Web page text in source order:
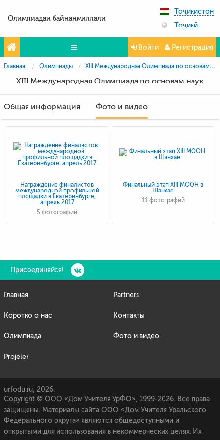
Олимпиадаи байнанмиллали
Тоҷикистон
Тоҷикӣ
Олимпиада
Partners
Контакты
Фото и видео
Войти Регистрация
Главная Олимпиады XIII Международная Олимпиада по основам наук
XIII Международная Олимпиада по основам наук
Общая информация Фото и видео
Награждение финалистов
международной профильной
площадки в Екатеринбурге,
апрель 2017
5 фотографий
Финальный этап XIII МООН в
Шанхае
11 фотографий
Присоединяйся!
Главная
Коротко о нас
Олимпиада
Projeler
Partners
Контакты
Фото и видео
urfodu.ru, 2026.
Copyright © ООО «Дом Учителя УрФО», 1999-2026. Все права
защищены. Материалы сайта ООО «Дом Учителя Уральского
Федерального округа» являются общедоступными и
открытыми для использования в некоммерческих целях. Их